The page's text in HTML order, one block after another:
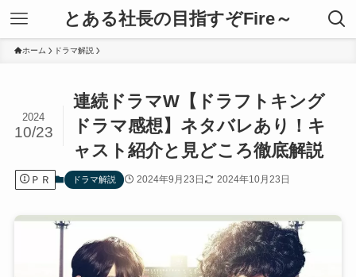
とある社長の目指すぞFire～
ホーム ドラマ解説
連続ドラマW【ドラフトキング
ドラマ感想】ネタバレあり！キ
ャスト紹介と見どころ徹底解説
2024
10/23
ＰＲ ドラマ解説 2024年9月23日 2024年10月23日